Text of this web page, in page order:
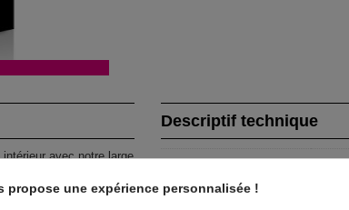
avec notre large
Descriptif technique
propose une expérience personnalisée !